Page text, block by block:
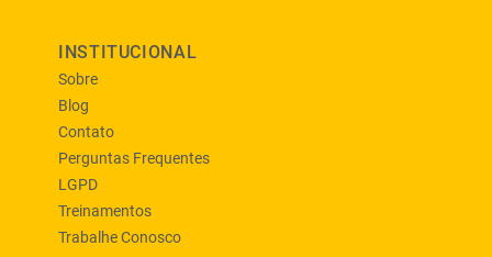
INSTITUCIONAL
Sobre
Blog
Contato
Perguntas Frequentes
LGPD
Treinamentos
Trabalhe Conosco